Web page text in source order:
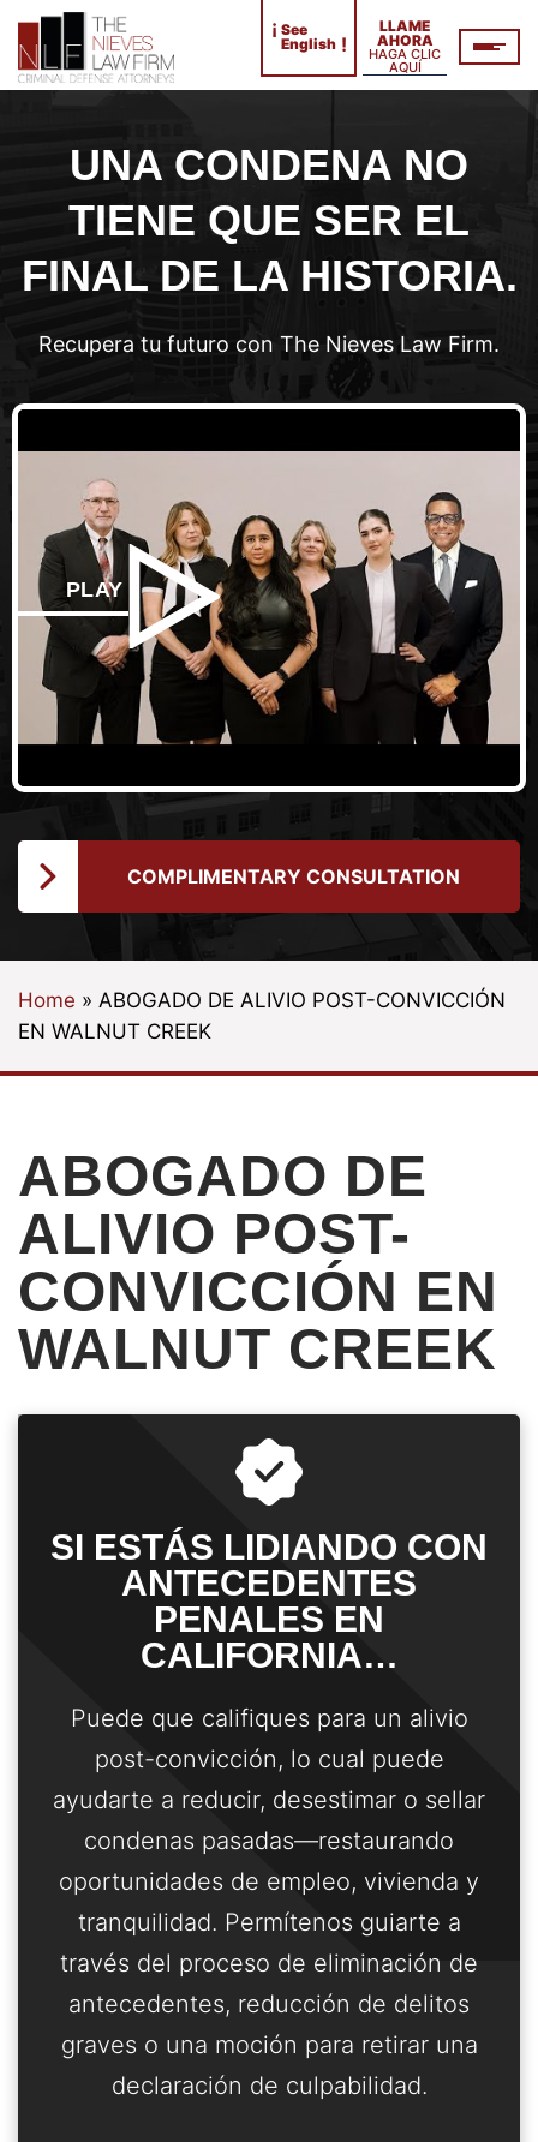
¡ See
English !
LLAME
AHORA
HAGA CLIC
AQUÍ
UNA CONDENA NO
TIENE QUE SER EL
FINAL DE LA HISTORIA.
Recupera tu futuro con The Nieves Law Firm.
PLAY
COMPLIMENTARY CONSULTATION
Home » ABOGADO DE ALIVIO POST-CONVICCIÓN
EN WALNUT CREEK
ABOGADO DE
ALIVIO POST-
CONVICCIÓN EN
WALNUT CREEK
SI ESTÁS LIDIANDO CON
ANTECEDENTES
PENALES EN
CALIFORNIA…
Puede que califiques para un alivio
post-convicción, lo cual puede
ayudarte a reducir, desestimar o sellar
condenas pasadas—restaurando
oportunidades de empleo, vivienda y
tranquilidad. Permítenos guiarte a
través del proceso de eliminación de
antecedentes, reducción de delitos
graves o una moción para retirar una
declaración de culpabilidad.